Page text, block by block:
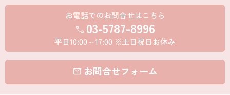
お電話でのお問合せはこちら
call 03-5787-8996
平日10:00～17:00 ※土日祝日お休み
mail お問合せフォーム